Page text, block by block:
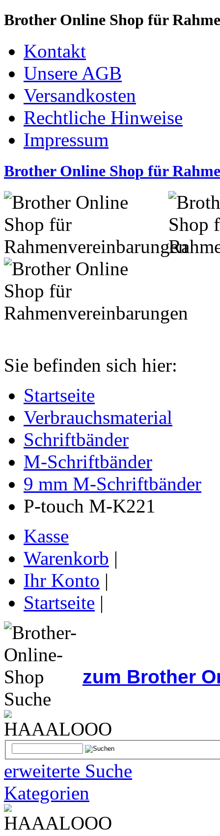
Brother Online Shop für
Kontakt
Unsere AGB
Versandkosten
Rechtliche Hinweise
Impressum
Brother Online Shop für
Sie befinden sich hier:
Startseite
Verbrauchsmaterial
Schriftbänder
M-Schriftbänder
9 mm M-Schriftbänder
P-touch M-K221
Kasse
Warenkorb |
Ihr Konto |
Startseite |
zum Brother
Suche
erweiterte Suche
Kategorien